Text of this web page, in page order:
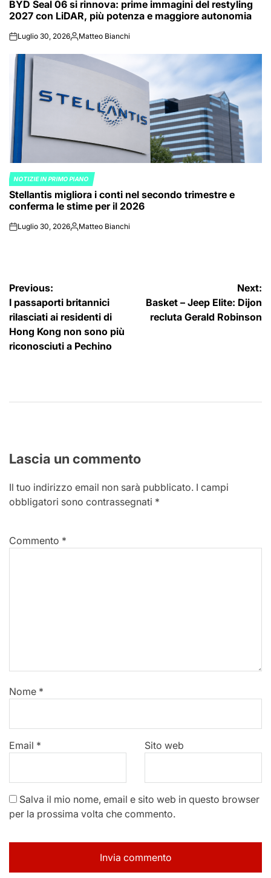
IN
BYD Seal 06 si rinnova: prime immagini del restyling
2027 con LiDAR, più potenza e maggiore autonomia
onLuglio 30, 2026Posted
Matteo Bianchi
POSTED
IN
NOTIZIE IN PRIMO PIANO
Stellantis migliora i conti nel secondo trimestre e
conferma le stime per il 2026
onLuglio 30, 2026Posted
Matteo Bianchi
Navigazione
articoli
Previous:
I passaporti britannici
rilasciati ai residenti di
Hong Kong non sono più
riconosciuti a Pechino
Next:
Basket – Jeep Elite: Dijon
recluta Gerald Robinson
Lascia un commento
Il tuo indirizzo email non sarà pubblicato. I campi
obbligatori sono contrassegnati *
Commento *
Nome *
Email * Sito web
Salva il mio nome, email e sito web in questo browser
per la prossima volta che commento.